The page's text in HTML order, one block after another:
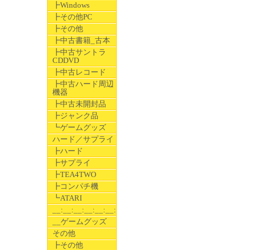
┣Windows
┣その他PC
┣その他
┣中古書籍_古本
┣中古サントラ
CDDVD
┣中古レコード
┣中古ハード周辺
機器
┣中古未開封品
┣ジャンク品
┗ゲームグッズ
ハード／サプライ
┣ハード
┣サプライ
┣TEA4TWO
┣コンパチ機
┗ATARI
__:__:__:__:__:__:__
__ゲームグッズ
その他
┣その他